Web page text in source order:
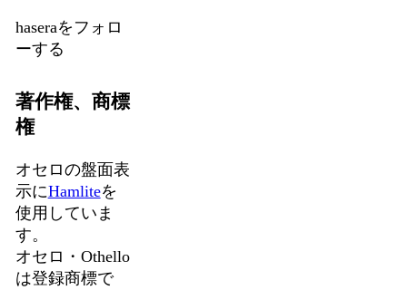
haseraをフォロ
ーする
著作権、商標
権
オセロの盤面表
示にHamliteを
使用していま
す。
オセロ・Othello
は登録商標で